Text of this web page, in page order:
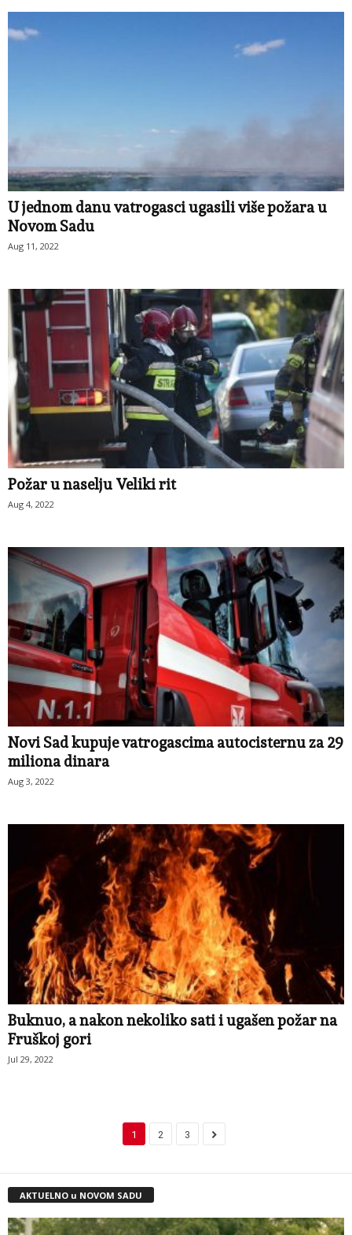
U jednom danu vatrogasci ugasili više požara u
Novom Sadu
Aug 11, 2022
Požar u naselju Veliki rit
Aug 4, 2022
Novi Sad kupuje vatrogascima autocisternu za 29
miliona dinara
Aug 3, 2022
Buknuo, a nakon nekoliko sati i ugašen požar na
Fruškoj gori
Jul 29, 2022
1 2 3
AKTUELNO u NOVOM SADU